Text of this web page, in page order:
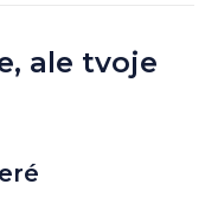
ale tvoje